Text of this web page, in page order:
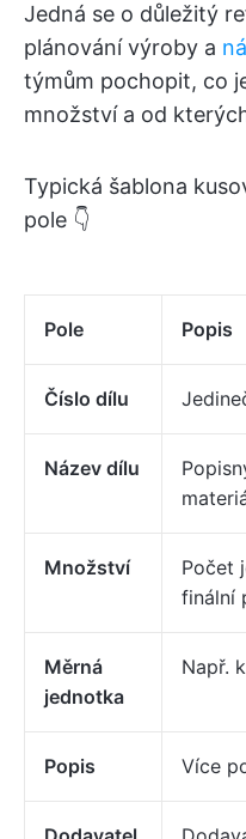
Jedná se o důležitý
plánování výroby a
týmům pochopit, co
množství a od
Typická šablona
pole 👇
Pole Popis
Číslo dílu
Název dílu
Množství
Počet
finální
Měrná
jednotka
Např.
Popis Více